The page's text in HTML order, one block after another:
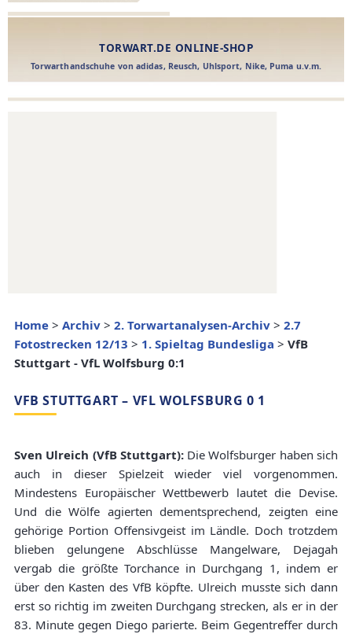
Home > Archiv > 2. Torwartanalysen-Archiv > 2.7
Fotostrecken 12/13 > 1. Spieltag Bundesliga > VfB
Stuttgart - VfL Wolfsburg 0:1
VFB STUTTGART – VFL WOLFSBURG 0 1
Sven Ulreich (VfB Stuttgart):Die Wolfsburger haben sich
auch in dieser Spielzeit wieder viel vorgenommen.
Mindestens Europäischer Wettbewerb lautet die Devise.
Und die Wölfe agierten dementsprechend, zeigten eine
gehörige Portion Offensivgeist im Ländle. Doch trotzdem
blieben gelungene Abschlüsse Mangelware, Dejagah
vergab die größte Torchance in Durchgang 1, indem er
über den Kasten des VfB köpfte. Ulreich musste sich dann
erst so richtig im zweiten Durchgang strecken, als er in der
83. Minute gegen Diego parierte. Beim Gegentreffer durch